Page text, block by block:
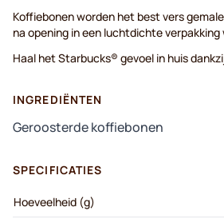
Koffiebonen worden het best vers
na opening in een luchtdichte
Haal het Starbucks® gevoel in huis
INGREDIËNTEN
Geroosterde koffiebonen
SPECIFICATIES
Hoeveelheid (g)